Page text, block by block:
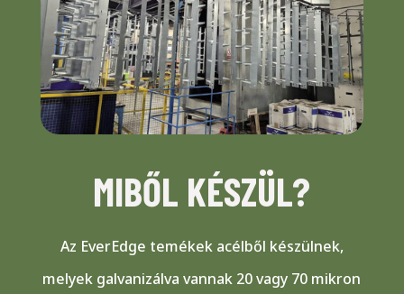
MIBŐL KÉSZÜL?
Az EverEdge temékek acélből készülnek,
melyek galvanizálva vannak 20 vagy 70 mikron